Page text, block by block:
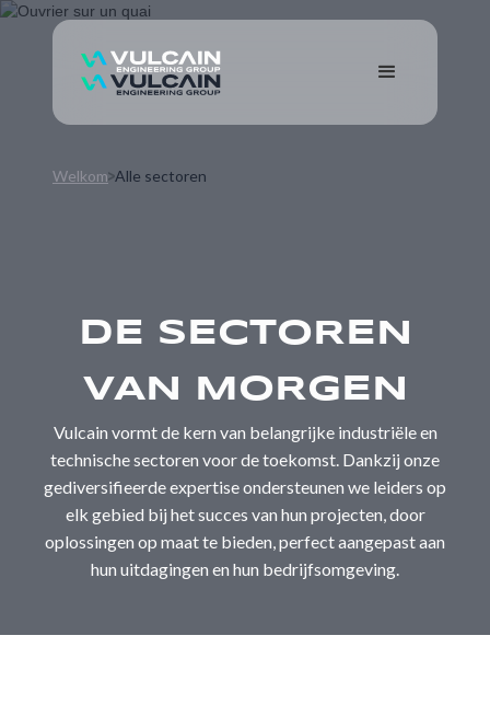
Welkom Alle sectoren
DE SECTOREN
VAN MORGEN
Vulcain vormt de kern van belangrijke industriële en
technische sectoren voor de toekomst. Dankzij onze
gediversifieerde expertise ondersteunen we leiders op
elk gebied bij het succes van hun projecten, door
oplossingen op maat te bieden, perfect aangepast aan
hun uitdagingen en hun bedrijfsomgeving.